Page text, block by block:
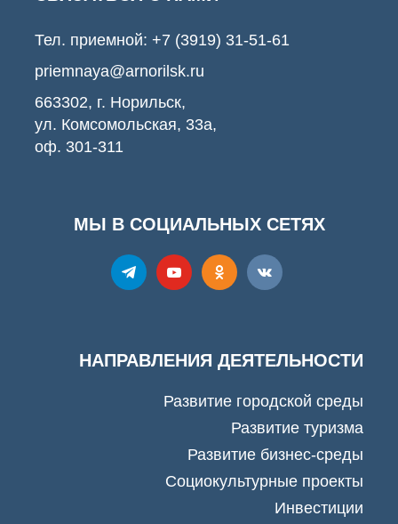
Тел. приемной: +7 (3919) 31-51-61
priemnaya@arnorilsk.ru
663302, г. Норильск,
ул. Комсомольская, 33а,
оф. 301-311
МЫ В СОЦИАЛЬНЫХ СЕТЯХ
НАПРАВЛЕНИЯ ДЕЯТЕЛЬНОСТИ
Развитие городской среды
Развитие туризма
Развитие бизнес-среды
Социокультурные проекты
Инвестиции